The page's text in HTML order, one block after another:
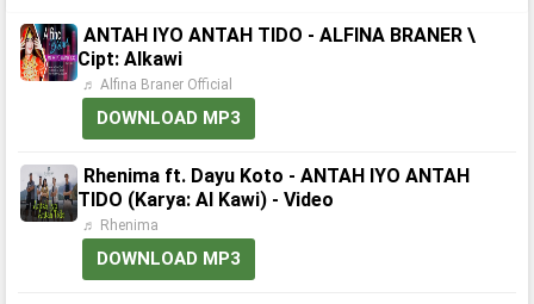
ANTAH IYO ANTAH TIDO - ALFINA BRANER \
Cipt: Alkawi
♬ Alfina Braner Official
DOWNLOAD MP3
Rhenima ft. Dayu Koto - ANTAH IYO ANTAH
TIDO (Karya: Al Kawi) - Video
♬ Rhenima
DOWNLOAD MP3